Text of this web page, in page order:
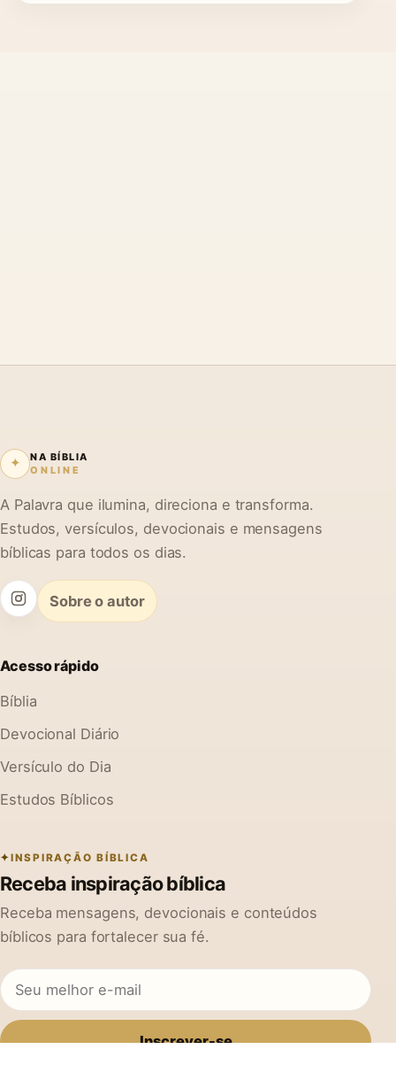
✦
NA BÍBLIA
ONLINE
A Palavra que ilumina, direciona e transforma.
Estudos, versículos, devocionais e mensagens
bíblicas para todos os dias.
Sobre o autor
Acesso rápido
Bíblia
Devocional Diário
Versículo do Dia
Estudos Bíblicos
INSPIRAÇÃO BÍBLICA
Receba inspiração bíblica
Receba mensagens, devocionais e conteúdos
bíblicos para fortalecer sua fé.
Inscrever-se